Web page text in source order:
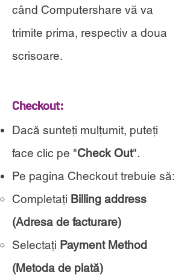
când Computershare vă va
trimite prima, respectiv a doua
scrisoare.
Checkout:
Dacă sunteți mulțumit, puteți
face clic pe "Check Out".
Pe pagina Checkout trebuie să:
Completați Billing address
(Adresa de facturare)
Selectați Payment Method
(Metoda de plată)